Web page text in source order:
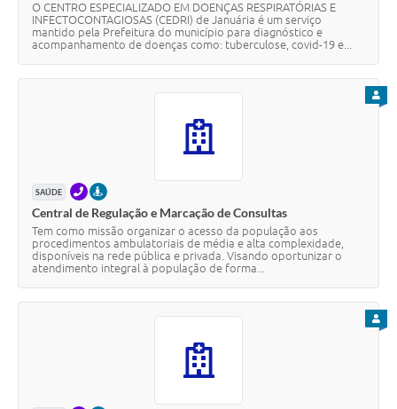
O CENTRO ESPECIALIZADO EM DOENÇAS RESPIRATÓRIAS E
INFECTOCONTAGIOSAS (CEDRI) de Januária é um serviço
mantido pela Prefeitura do município para diagnóstico e
acompanhamento de doenças como: tuberculose, covid-19 e...
SAÚDE TELEFONEPRESENCIAL
Central de Regulação e Marcação de Consultas
Tem como missão organizar o acesso da população aos
procedimentos ambulatoriais de média e alta complexidade,
disponíveis na rede pública e privada. Visando oportunizar o
atendimento integral à população de forma...